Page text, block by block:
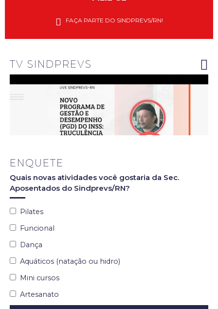
FAÇA PARTE DO SINDPREVS/RN!
TV SINDPREVS
explanam
do INSS
ENQUETE
Quais novas atividades você gostaria da Sec.
Aposentados do Sindprevs/RN?
Pilates
Funcional
Dança
Aquáticos (natação ou hidro)
Mini cursos
Artesanato